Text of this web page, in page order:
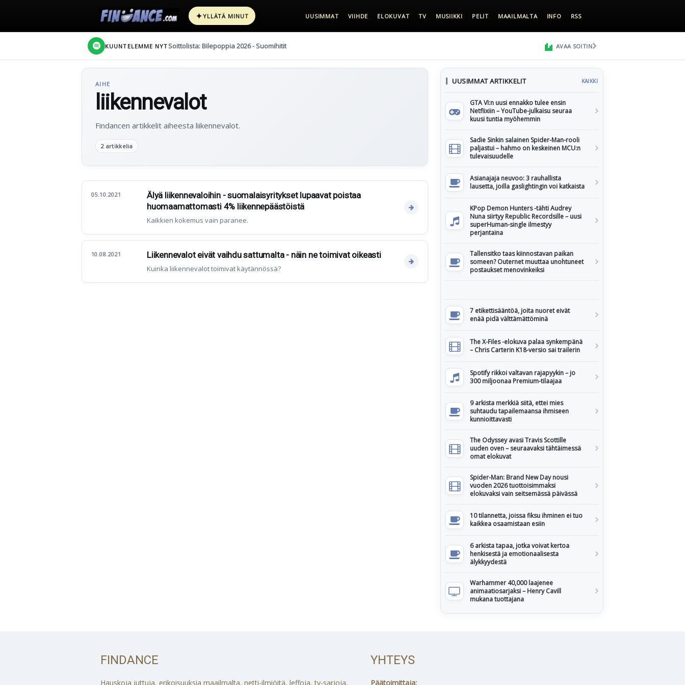
✦YLLÄTÄ MINUT UUSIMMAT VIIHDE ELOKUVAT TV MUSIIKKI PELIT MAAILMALTA INFO RSS
KUUNTELEMME NYT Soittolista: Bilepoppia 2026 - Suomihitit AVAA SOITIN
AIHE
liikennevalot
Findancen artikkelit aiheesta liikennevalot.
2 artikkelia
05.10.2021
Älyä liikennevaloihin - suomalaisyritykset lupaavat poistaa
huomaamattomasti 4% liikennepäästöistä
Kaikkien kokemus vain paranee.
10.08.2021 Liikennevalot eivät vaihdu sattumalta - näin ne toimivat oikeasti
Kuinka liikennevalot toimivat käytännössä?
UUSIMMAT ARTIKKELIT KAIKKI
GTA VI:n uusi ennakko tulee ensin
Netflixiin – YouTube-julkaisu seuraa
kuusi tuntia myöhemmin
Sadie Sinkin salainen Spider-Man-rooli
paljastui – hahmo on keskeinen MCU:n
tulevaisuudelle
Asianajaja neuvoo: 3 rauhallista
lausetta, joilla gaslightingin voi katkaista
KPop Demon Hunters -tähti Audrey
Nuna siirtyy Republic Recordsille – uusi
superHuman-single ilmestyy
perjantaina
Tallensitko taas kiinnostavan paikan
someen? Outernet muuttaa unohtuneet
postaukset menovinkeiksi
7 etikettisääntöä, joita nuoret eivät
enää pidä välttämättöminä
The X-Files -elokuva palaa synkempänä
– Chris Carterin K18-versio sai trailerin
Spotify rikkoi valtavan rajapyykin – jo
300 miljoonaa Premium-tilaajaa
9 arkista merkkiä siitä, ettei mies
suhtaudu tapailemaansa ihmiseen
kunnioittavasti
The Odyssey avasi Travis Scottille
uuden oven – seuraavaksi tähtäimessä
omat elokuvat
Spider-Man: Brand New Day nousi
vuoden 2026 tuottoisimmaksi
elokuvaksi vain seitsemässä päivässä
10 tilannetta, joissa fiksu ihminen ei tuo
kaikkea osaamistaan esiin
6 arkista tapaa, jotka voivat kertoa
henkisestä ja emotionaalisesta
älykkyydestä
Warhammer 40,000 laajenee
animaatiosarjaksi – Henry Cavill
mukana tuottajana
FINDANCE
Hauskoja juttuja, erikoisuuksia maailmalta, netti-ilmiöitä, leffoja, tv-sarjoja,
YHTEYS
Päätoimittaja: